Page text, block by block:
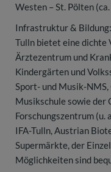
Westen – St. Pölten
Infrastruktur & Bildung:
Tulln bietet eine dichte
Ärztezentrum und
Kindergärten und
Sport- und Musik-
Musikschule sowie der
Forschungszentrum
IFA-Tulln, Austrian
Supermärkte, der
Möglichkeiten sind